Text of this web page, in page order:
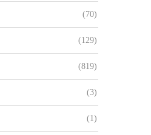
(70)
(129)
(819)
(3)
(1)